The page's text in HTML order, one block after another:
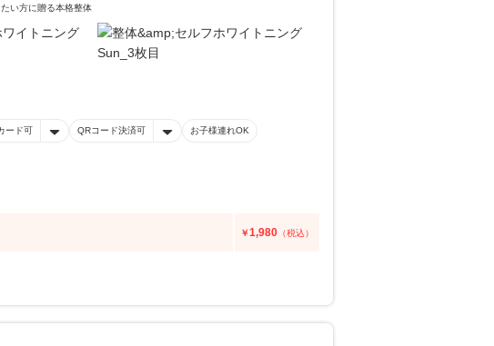
い方に贈る本格整体
ード可 QRコード決済可 お子様連れOK
￥1,980 （税込）